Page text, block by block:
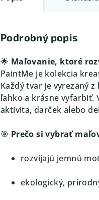
Podrobný popis
🌟 Maľovanie, ktoré
PaintMe je kolekcia
Každý tvar je vyrezaný
ľahko a krásne vyfarbiť.
aktivita, darček alebo
🎯 Prečo si vybrať
rozvíjajú jemnú
ekologický,